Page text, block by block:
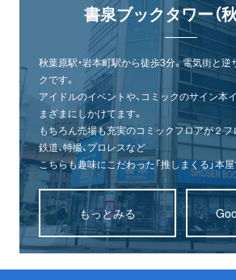
書泉ブックタワー（
秋葉原駅・岩本町駅から徒歩3分。電気街と
クです。
アイドルのイベントや、コミックのサイン本
まざまにしかけてます。
もちろん売場も充実のコミックフロアが２フ
鉄道、特撮、プロレスなど
こちらも趣味にこだわった「推しまくる」本屋
もっとみる